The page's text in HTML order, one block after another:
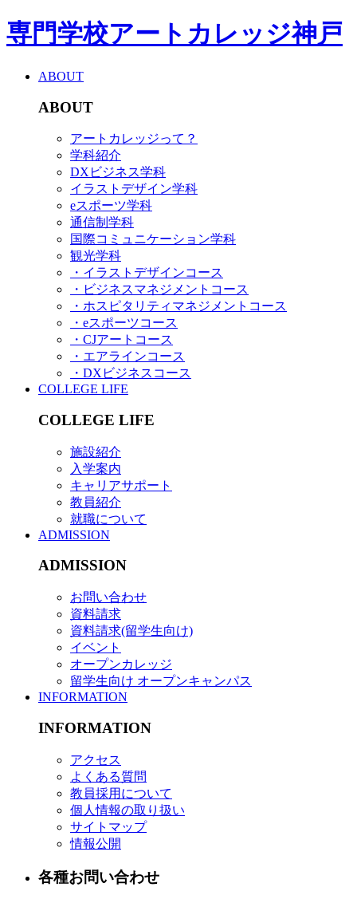
専門学校アートカレッジ神戸
ABOUT
ABOUT
アートカレッジって？
学科紹介
DXビジネス学科
イラストデザイン学科
eスポーツ学科
通信制学科
国際コミュニケーション学科
観光学科
・イラストデザインコース
・ビジネスマネジメントコース
・ホスピタリティマネジメントコース
・eスポーツコース
・CJアートコース
・エアラインコース
・DXビジネスコース
COLLEGE LIFE
COLLEGE LIFE
施設紹介
入学案内
キャリアサポート
教員紹介
就職について
ADMISSION
ADMISSION
お問い合わせ
資料請求
資料請求(留学生向け)
イベント
オープンカレッジ
留学生向け オープンキャンパス
INFORMATION
INFORMATION
アクセス
よくある質問
教員採用について
個人情報の取り扱い
サイトマップ
情報公開
各種お問い合わせ